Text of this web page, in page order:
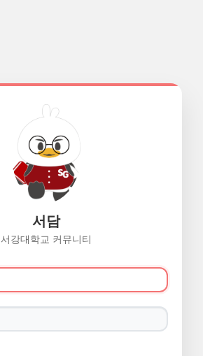
서담
서강대학교 커뮤니티